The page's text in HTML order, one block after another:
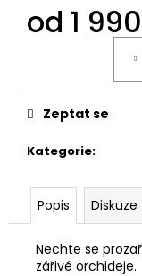
od 1
Kategorie:
Zeptat se
Popis Diskuze
Nechte se
zářivé orchideje.
e
LILIE
OBRAZ
790
Kč